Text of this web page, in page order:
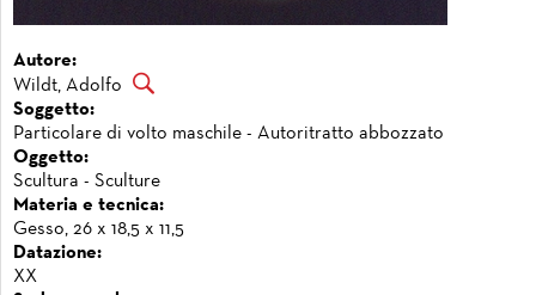
Autore:
Wildt, Adolfo
Soggetto:
Particolare di volto maschile - Autoritratto abbozzato
Oggetto:
Scultura - Sculture
Materia e tecnica:
Gesso, 26 x 18,5 x 11,5
Datazione:
XX